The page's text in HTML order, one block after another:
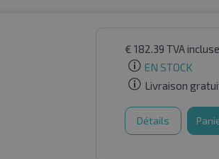
€ 182.39 TVA incluse
EN STOCK
Livraison
Détails